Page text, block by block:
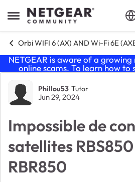
Open Side Menu
Skip to content
Orbi WIFI 6 (AX) AND Wi-Fi 6E
NETGEAR is aware of a
online scams. To learn how to
Forum Discussion
Phillou53 Tutor
Jun 29, 2024
Impossible de
satellites
RBR850